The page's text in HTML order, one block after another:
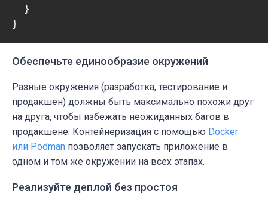
  }
}
Обеспечьте единообразие окружений
Разные окружения (разработка, тестирование и
продакшен) должны быть максимально похожи друг
на друга, чтобы избежать неожиданных багов в
продакшене. Контейнеризация с помощью Docker
или Podman позволяет запускать приложение в
одном и том же окружении на всех этапах.
Реализуйте деплой без простоя